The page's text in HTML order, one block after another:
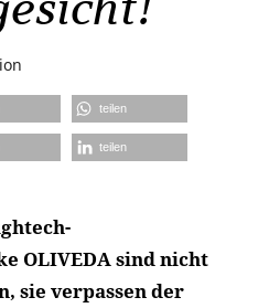
teilen
teilen
OLIVEDA sind nicht
sie verpassen der